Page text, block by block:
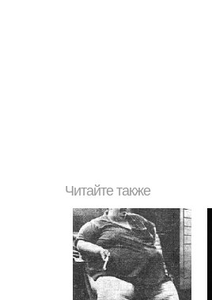
Читайте также